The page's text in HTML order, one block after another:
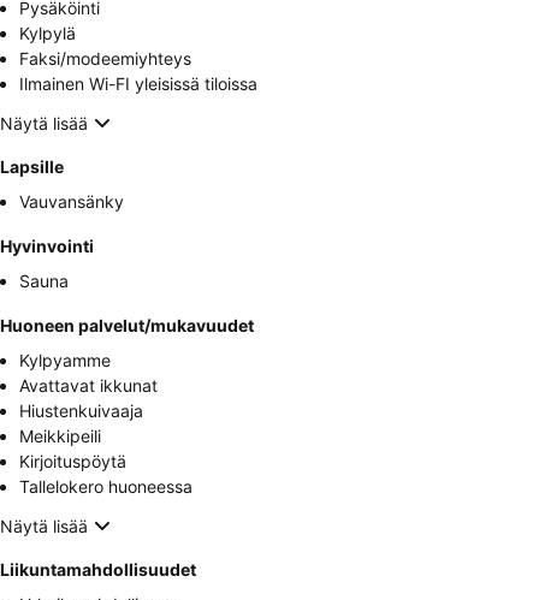
Pysäköinti
Kylpylä
Faksi/modeemiyhteys
Ilmainen Wi-FI yleisissä tiloissa
Näytä lisää
Lapsille
Vauvansänky
Hyvinvointi
Sauna
Huoneen palvelut/mukavuudet
Kylpyamme
Avattavat ikkunat
Hiustenkuivaaja
Meikkipeili
Kirjoituspöytä
Tallelokero huoneessa
Näytä lisää
Liikuntamahdollisuudet